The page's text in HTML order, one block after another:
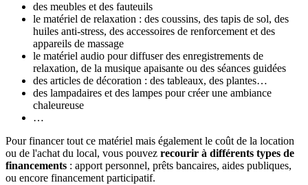
des meubles et des fauteuils
le matériel de relaxation : des coussins, des tapis de sol, des
huiles anti-stress, des accessoires de renforcement et des
appareils de massage
le matériel audio pour diffuser des enregistrements de
relaxation, de la musique apaisante ou des séances guidées
des articles de décoration : des tableaux, des plantes…
des lampadaires et des lampes pour créer une ambiance
chaleureuse
…
Pour financer tout ce matériel mais également le coût de la location
ou de l'achat du local, vous pouvez recourir à différents types de
financements : apport personnel, prêts bancaires, aides publiques,
ou encore financement participatif.